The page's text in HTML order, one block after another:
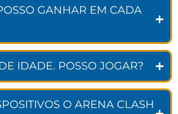
GANHAR EM CADA
IDADE. POSSO JOGAR?
O ARENA CLASH